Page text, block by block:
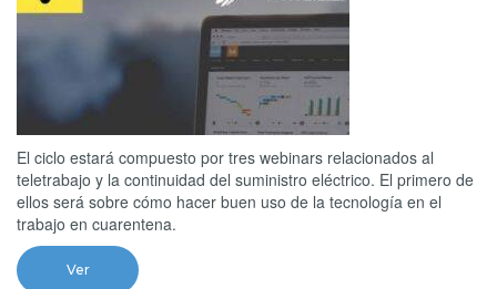
El ciclo estará compuesto por tres webinars relacionados al
teletrabajo y la continuidad del suministro eléctrico. El primero de
ellos será sobre cómo hacer buen uso de la tecnología en el
trabajo en cuarentena.
Ver